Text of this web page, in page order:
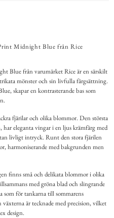
Midnight Blue från Rice
Blue från varumärket Rice är en särskilt
mönster och sin livfulla färgsättning.
skapar en kontrasterande bas som
fjärilar och olika blommor. Den största
eleganta vingar i en ljus krämfärg med
livligt intryck. Runt den stora fjärilen
harmoniserande med bakgrunden men
finns små och delikata blommor i olika
med gröna blad och slingrande
som för tankarna till sommarens
är tecknade med precision, vilket
design.